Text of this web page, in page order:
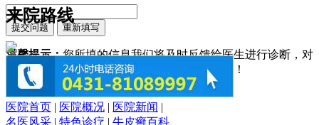
温馨提示：您所填的信息我们将及时反馈给医生进行诊断，对
于您的个人信息我们承诺绝对保密！请您放心！
来院路线
医院首页 | 医院概况 | 医院新闻 |
名医风采 | 特色诊疗 | 牛皮癣百科